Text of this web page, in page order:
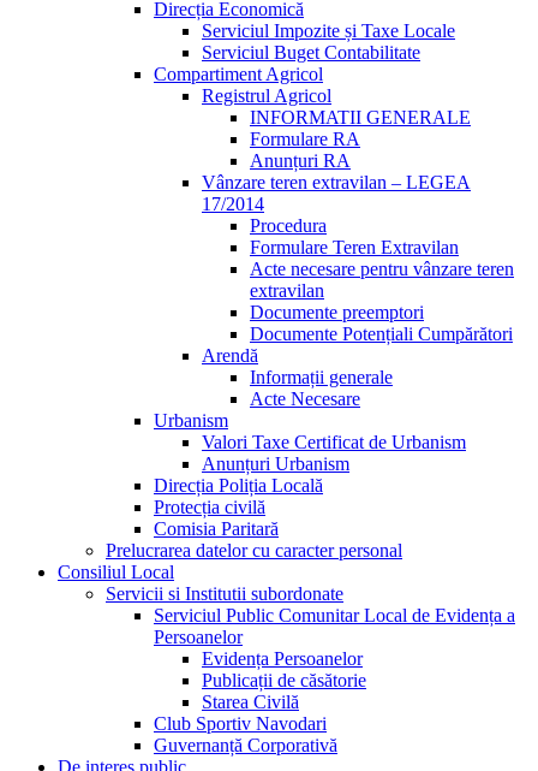
Direcția Economică
Serviciul Impozite și Taxe Locale
Serviciul Buget Contabilitate
Compartiment Agricol
Registrul Agricol
INFORMATII GENERALE
Formulare RA
Anunțuri RA
Vânzare teren extravilan – LEGEA
17/2014
Procedura
Formulare Teren Extravilan
Acte necesare pentru vânzare teren
extravilan
Documente preemptori
Documente Potențiali Cumpărători
Arendă
Informații generale
Acte Necesare
Urbanism
Valori Taxe Certificat de Urbanism
Anunțuri Urbanism
Direcția Poliția Locală
Protecția civilă
Comisia Paritară
Prelucrarea datelor cu caracter personal
Consiliul Local
Servicii si Institutii subordonate
Serviciul Public Comunitar Local de Evidența a
Persoanelor
Evidența Persoanelor
Publicații de căsătorie
Starea Civilă
Club Sportiv Navodari
Guvernanță Corporativă
De interes public